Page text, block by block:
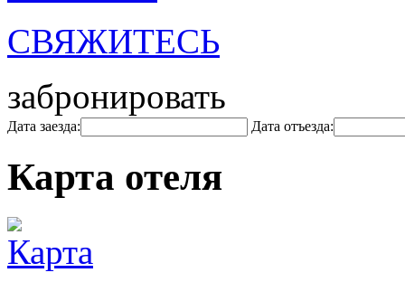
СВЯЖИТЕСЬ
забронировать
Дата заезда: Дата отъезда:
Карта отеля